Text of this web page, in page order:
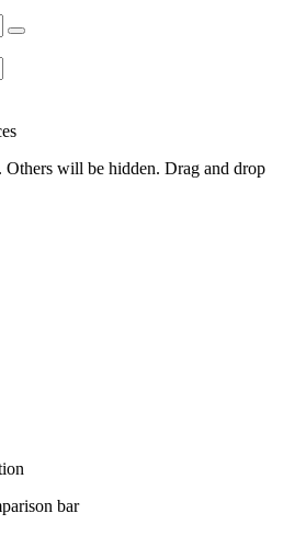
Others will be hidden. Drag and drop
bar